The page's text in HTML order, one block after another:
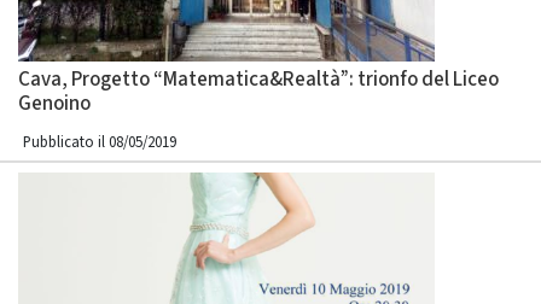
Cava, Progetto “Matematica&Realtà”: trionfo del Liceo
Genoino
Pubblicato il 08/05/2019